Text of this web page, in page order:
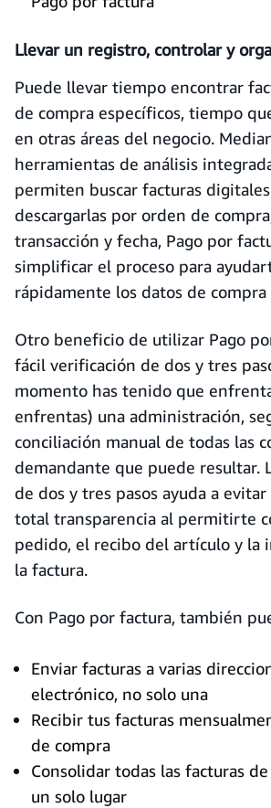
Llevar un registro, controlar y
Puede llevar tiempo encontrar
de compra específicos, tiempo
en otras áreas del negocio.
herramientas de análisis
permiten buscar facturas
descargarlas por orden de
transacción y fecha, Pago por
simplificar el proceso para
rápidamente los datos de compra
Otro beneficio de utilizar Pago
fácil verificación de dos y tres
momento has tenido que
enfrentas) una administración,
conciliación manual de todas las
demandante que puede resultar.
de dos y tres pasos ayuda a
total transparencia al permitirte
pedido, el recibo del artículo y la
la factura.
Con Pago por factura, también
Enviar facturas a varias
electrónico, no solo una
Recibir tus facturas
de compra
Consolidar todas las facturas
un solo lugar